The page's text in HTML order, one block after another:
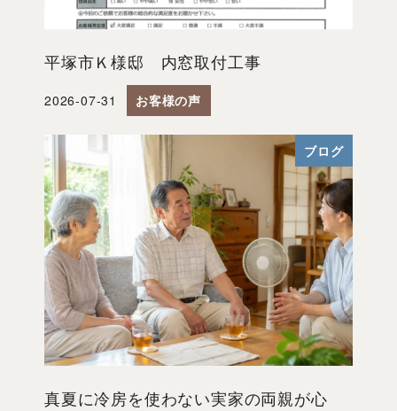
平塚市Ｋ様邸 内窓取付工事
投稿日
2026-07-31 お客様の声
ブログ
真夏に冷房を使わない実家の両親が心